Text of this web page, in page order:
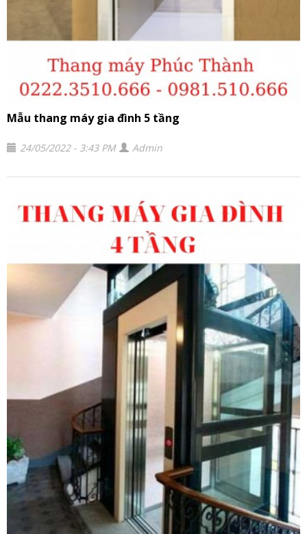
Mẫu thang máy gia đình 5 tầng
24/05/2022 - 3:43 PM Admin